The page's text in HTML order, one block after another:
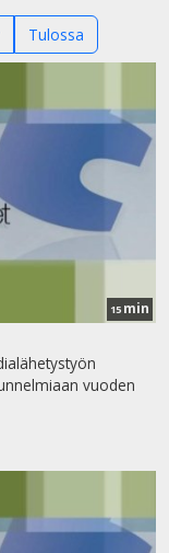
Tulossa
15 min
vuoden